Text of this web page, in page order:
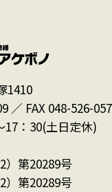
1410
／ FAX 048-526-
17：30(土日定休)
）第20289号
）第20289号